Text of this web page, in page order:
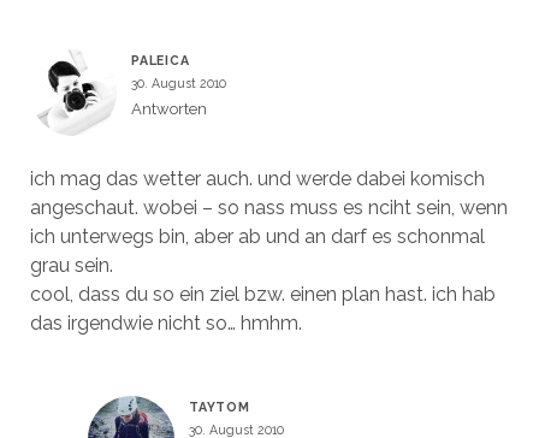
PALEICA
30. August 2010
Antworten
ich mag das wetter auch. und werde dabei komisch
angeschaut. wobei – so nass muss es nciht sein, wenn
ich unterwegs bin, aber ab und an darf es schonmal
grau sein.
cool, dass du so ein ziel bzw. einen plan hast. ich hab
das irgendwie nicht so… hmhm.
TAYTOM
30. August 2010